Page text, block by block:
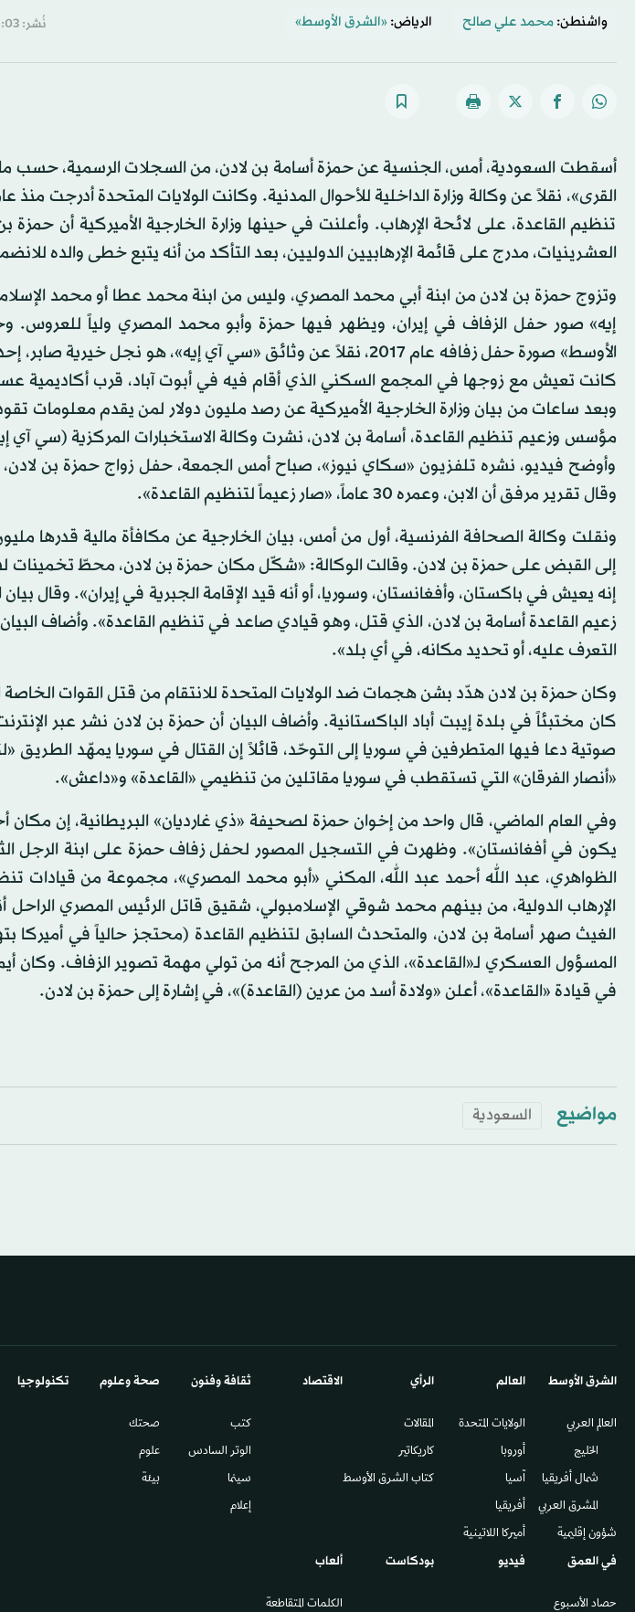
واشنطن: محمد علي صالح الرياض: «الشرق الأوسط» نُشر: 02:03-2 مارس 2019 م ـ 25 جمادى الآخرة 1440 هـ
أسقطت السعودية، أمس، الجنسية عن حمزة أسامة بن لادن، من السجلات الرسمية، حسب ما
القرى»، نقلاً عن وكالة وزارة الداخلية للأحوال المدنية. وكانت الولايات المتحدة أدرجت
تنظيم القاعدة، على لائحة الإرهاب. وأعلنت في حينها وزارة الخارجية الأميركية أن
العشرينيات، مدرج على قائمة الإرهابيين الدوليين، بعد التأكد من أنه يتبع خطى والده
وتزوج حمزة بن لادن من ابنة أبي محمد المصري، وليس من ابنة محمد عطا أو محمد
إيه» صور حفل الزفاف في إيران، ويظهر فيها حمزة وأبو محمد المصري ولياً للعروس.
الأوسط» صورة حفل زفافه عام 2017، نقلاً عن وثائق «سي آي إيه»، هو نجل
وبعد ساعات من بيان وزارة الخارجية الأميركية عن رصد مليون دولار لمن يقدم معلومات
مؤسس وزعيم تنظيم القاعدة، أسامة بن لادن، نشرت وكالة الاستخبارات المركزية (سي
وأوضح فيديو، نشره تلفزيون «سكاي نيوز»، صباح أمس الجمعة، حفل زواج حمزة بن
وقال تقرير مرفق أن الابن، وعمره 30 عاماً، «صار زعيماً لتنظيم القاعدة».
ونقلت وكالة الصحافة الفرنسية، أول من أمس، بيان الخارجية عن مكافأة مالية قدرها
إلى القبض على حمزة بن لادن. وقالت الوكالة: «شكّل مكان حمزة بن لادن، محطّ تخمينات
إنه يعيش في باكستان، وأفغانستان، وسوريا، أو أنه قيد الإقامة الجبرية في إيران». وقال
زعيم القاعدة أسامة بن لادن، الذي قتل، وهو قيادي صاعد في تنظيم القاعدة». وأضاف
التعرف عليه، أو تحديد مكانه، في أي بلد».
صوتية دعا فيها المتطرفين في سوريا إلى التوحّد، قائلاً إن القتال في سوريا يمهّد
«أنصار الفرقان» التي تستقطب في سوريا مقاتلين من تنظيمي «القاعدة» و«داعش».
وفي العام الماضي، قال واحد من إخوان حمزة لصحيفة «ذي غارديان» البريطانية، إن
يكون في أفغانستان». وظهرت في التسجيل المصور لحفل زفاف حمزة على ابنة الرجل
الظواهري، عبد الله أحمد عبد الله، المكني «أبو محمد المصري»، مجموعة من قيادات
الإرهاب الدولية، من بينهم محمد شوقي الإسلامبولي، شقيق قاتل الرئيس المصري الراحل
الغيث صهر أسامة بن لادن، والمتحدث السابق لتنظيم القاعدة (محتجز حالياً في أميركا
المسؤول العسكري لـ«القاعدة»، الذي من المرجح أنه من تولي مهمة تصوير الزفاف. وكان
في قيادة «القاعدة»، أعلن «ولادة أسد من عرين (القاعدة)»، في إشارة إلى حمزة بن لادن.
مواضيع السعودية
الشرق الأوسط​
العالم العربي
الخليج
شمال أفريقيا
المشرق العربي
شؤون إقليمية
العالم
الولايات المتحدة
أوروبا
آسيا
أفريقيا
أميركا اللاتينية
الرأي
المقالات
كاريكاتير
كتاب الشرق الأوسط
الاقتصاد ثقافة وفنون
كتب
الوتر السادس​
سينما
إعلام
صحة وعلوم
صحتك
علوم
بيئة
تكنولوجيا
في العمق
حصاد الأسبوع
فيديو بودكاست ألعاب
الكلمات المتقاطعة